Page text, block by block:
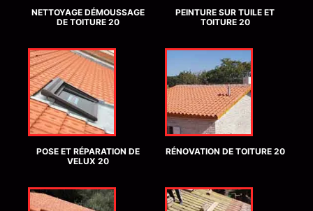
NETTOYAGE DÉMOUSSAGE
DE TOITURE 20
PEINTURE SUR TUILE ET
TOITURE 20
POSE ET RÉPARATION DE
VELUX 20
RÉNOVATION DE TOITURE 20